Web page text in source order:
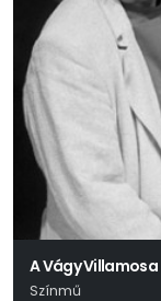
A Vágy Villamosa
Színmű